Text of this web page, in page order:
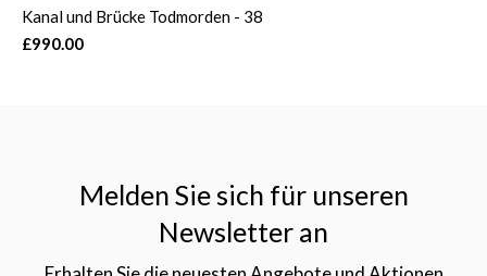
Kanal und Brücke Todmorden - 38
£990.00
Melden Sie sich für unseren
Newsletter an